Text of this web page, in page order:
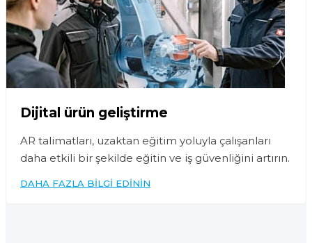
Dijital ürün geliştirme
AR talimatları, uzaktan eğitim yoluyla çalışanları
daha etkili bir şekilde eğitin ve iş güvenliğini artırın.
DAHA FAZLA BILGI EDININ